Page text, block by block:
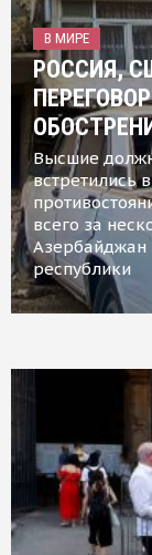
В МИРЕ
РОССИЯ,
Высшие
встретились
всего за
Азербайджан
республики